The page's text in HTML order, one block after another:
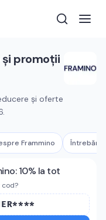
și promoții
și oferte
.
Frammino Întrebări
10% la tot